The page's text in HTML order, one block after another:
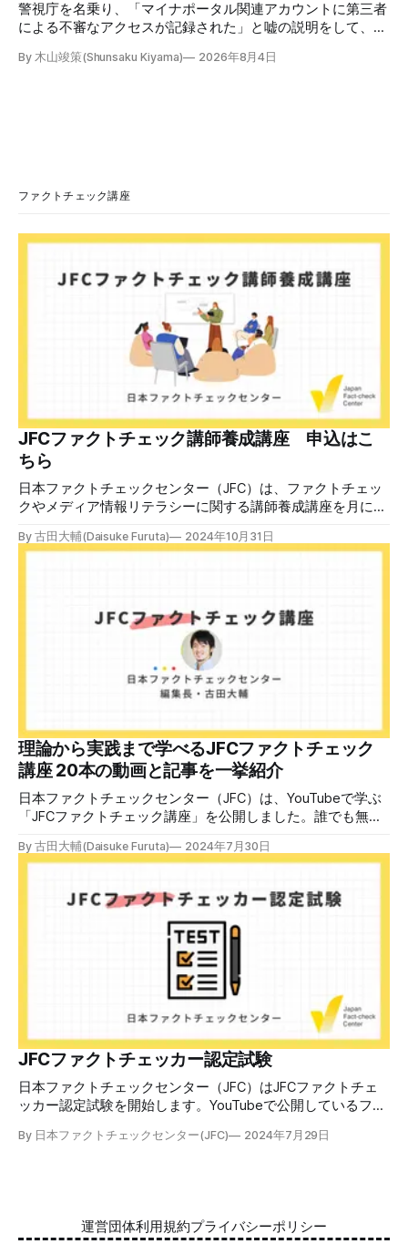
警視庁を名乗り、「マイナポータル関連アカウントに第三者
による不審なアクセスが記録された」と嘘の説明をして、リ
で、メール内のリンクを押さないようにと注意を呼びかけて
号：MN-2026-●●●」「マイナポータル関連アカウント
のうえで「2026年8月2日（日）23:59までに、ご本人操作か
いうリンクをクリックするよう誘導している。 本文には、
警視庁の住所（東京都千代田区霞が関2-1-1）も書かれてい
By 木山竣策(Shunsaku Kiyama) 2026年8月4日
ファクトチェック講座
JFCファクトチェック講師養成講座 申込はこ
ちら
日本ファクトチェックセンター（JFC）は、ファクトチェッ
クやメディア情報リテラシーに関する講師養成講座を月に1
認定バッジと教室や職場などで利用可能な教材を提供しま
ファクトチェックセンター（JFC）による講師養成講座で
す。 講師養成講座（オンラインで90分）を受講いただいた
後、修了課題を提出された方には、教室や職場などで利用可
能な教材の提... powered by Peatix : More than a
す。 受講生には教材を提供 デマや不確かな情報が蔓延する
中で、自衛策が求められています。「気をつけて」というだ
けでは、対策になりません。最初から騙されたい人はいませ
ん。誰だって気をつけているのに、誤った情
By 古田大輔(Daisuke Furuta) 2024年10月31日
理論から実践まで学べるJFCファクトチェック
講座 20本の動画と記事を一挙紹介
日本ファクトチェックセンター（JFC）は、YouTubeで学ぶ
「JFCファクトチェック講座」を公開しました。誰でも無料
ファクトチェックやメディアリテラシーの知識を学ぶことが
の日本での影響を調べた2万人調査の紹介や、間違った情報
を信じてしまう背景にある人間のバイアス、大規模に拡散す
るSNSアルゴリズムなどを解説しています。 実践編では、画
像や動画や生成AIなど、偽・誤情報をどのように検証したら
良いかをJFCが検証してきた事例から具体的に学びます。
JFCファクトチェッカー認定試験を開始 2024年7月29日か
ら、これらの内容について習熟度を確認するJFCファクトチ
ェッカー認定試験を開始します。誰でもいつでも受験可能で
す（2024年度中は受験料1000円、2025年度から2000円）。
合格者には様々な技能をデジタル証明するオープンバッジ・
ネットワークを活用して、JFCファクトチェッカーの認定証
を発行します。 JFCファクトチェッカー認定試験
By 古田大輔(Daisuke Furuta) 2024年7月30日
JFCファクトチェッカー認定試験
日本ファクトチェックセンター（JFC）はJFCファクトチェ
ッカー認定試験を開始します。YouTubeで公開しているファ
す。 拡散する偽・誤情報から身を守るために 偽・誤情報の
情報を51.5%の割合で「正しいと思う」と答え、「誤ってい
By 日本ファクトチェックセンター(JFC) 2024年7月29日
運営団体利用規約プライバシーポリシー